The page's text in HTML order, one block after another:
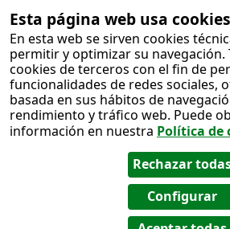
Esta página web usa cookies
En esta web se sirven cookies
permitir y optimizar su navegación.
cookies de terceros con el fin de
funcionalidades de redes sociales,
basada en sus hábitos de
rendimiento y tráfico web. Puede
información en nuestra Política de